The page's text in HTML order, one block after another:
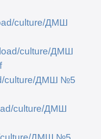
culture/ДМШ
culture/ДМШ
culture/ДМШ №5
culture/ДМШ